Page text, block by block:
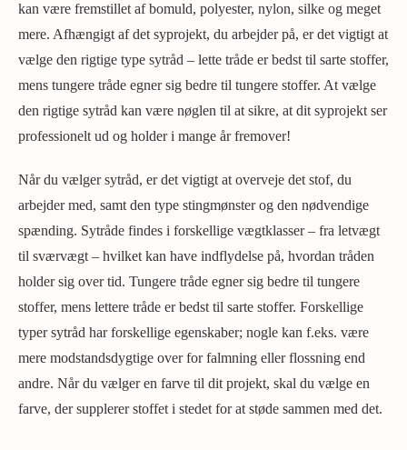
kan være fremstillet af bomuld, polyester, nylon, silke og meget
mere. Afhængigt af det syprojekt, du arbejder på, er det vigtigt at
vælge den rigtige type sytråd – lette tråde er bedst til sarte stoffer,
mens tungere tråde egner sig bedre til tungere stoffer. At vælge
den rigtige sytråd kan være nøglen til at sikre, at dit syprojekt ser
professionelt ud og holder i mange år fremover!
Når du vælger sytråd, er det vigtigt at overveje det stof, du
arbejder med, samt den type stingmønster og den nødvendige
spænding. Sytråde findes i forskellige vægtklasser – fra letvægt
til sværvægt – hvilket kan have indflydelse på, hvordan tråden
holder sig over tid. Tungere tråde egner sig bedre til tungere
stoffer, mens lettere tråde er bedst til sarte stoffer. Forskellige
typer sytråd har forskellige egenskaber; nogle kan f.eks. være
mere modstandsdygtige over for falmning eller flossning end
andre. Når du vælger en farve til dit projekt, skal du vælge en
farve, der supplerer stoffet i stedet for at støde sammen med det.